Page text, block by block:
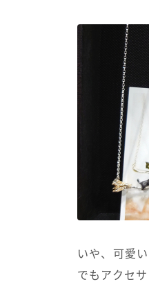
いや、可愛い
でもアクセ